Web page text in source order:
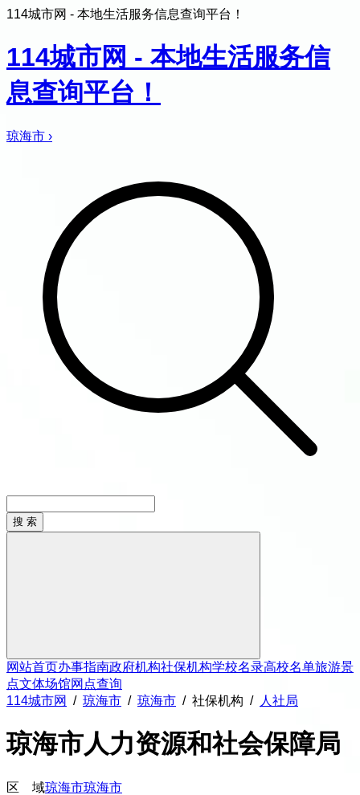
114城市网 - 本地生活服务信息查询平台！
114城市网 - 本地生活服务信
息查询平台！
琼海市 ›
网站首页办事指南政府机构社保机构学校名录高校名单旅游景
点文体场馆网点查询
114城市网
/ 琼海市 / 琼海市 / 社保机构 / 人社局
琼海市人力资源和社会保障局
区 域琼海市琼海市